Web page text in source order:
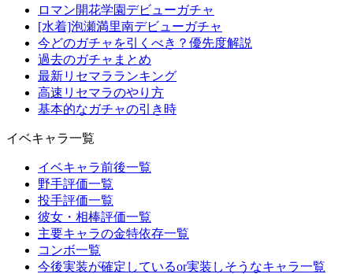
ロマン開花学園デビューガチャ
[水着]泡瀬満里南デビューガチャ
今どのガチャを引くべき？優先度解説
過去のガチャまとめ
最新リセマラランキング
高速リセマラのやり方
基本的なガチャの引き時
イベキャラ一覧
イベキャラ前後一覧
野手評価一覧
投手評価一覧
彼女・相棒評価一覧
主要キャラの金特依存一覧
コンボ一覧
今後実装が確定しているor実装しそうなキャラ一覧